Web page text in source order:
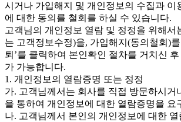
시거나 가입해지 및 개인정보의 수집과 이
에 대한 동의를 철회를 하실 수 있습니다.
고객님의 개인정보 열람 및 정정을 위해서
는 고객정보수정)을, 가입해지(동의철회)
퇴’를 클릭하여 본인확인 절차를 거치신
가 가능합니다.
1. 개인정보의 열람증명 또는 정정
가. 고객님께서는 회사를 직접 방문하시거
을 통하여 개인정보에 대한 열람증명을 요
나. 고객님께서 본인의 개인정보에 대한 열